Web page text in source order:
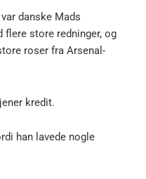
danske Mads
flere store redninger, og
roser fra Arsenal-
kredit.
han lavede nogle